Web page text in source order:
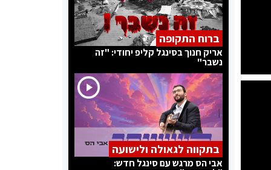
ברוח התקופה
אריק חנוך בסינגל קליפ יחודי: "זה
נשבר"
בתקווה לגאולה ולישועה
אבי הס מרגש עם סינגל חדש: